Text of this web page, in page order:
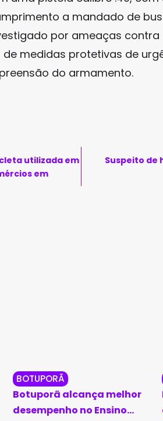
a mandado de
por ameaças
medidas protetivas de
do armamento.
utilizada em
em
Suspeito de
BOTUPORÃ
Botuporã alcança melhor
desempenho no Ensino